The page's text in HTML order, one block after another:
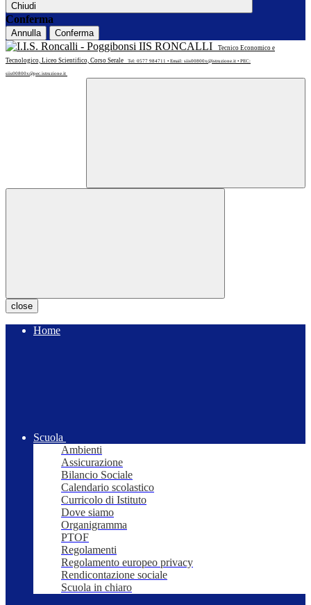
Chiudi
Conferma
Annulla Conferma
IIS RONCALLI
Tecnico Economico e
Tecnologico, Liceo Scientifico, Corso Serale
Tel: 0577 984711 • Email: siis00800x@istruzione.it • PEC:
siis00800x@pec.istruzione.it
close
Home
Scuola
Ambienti
Assicurazione
Bilancio Sociale
Calendario scolastico
Curricolo di Istituto
Dove siamo
Organigramma
PTOF
Regolamenti
Regolamento europeo privacy
Rendicontazione sociale
Scuola in chiaro